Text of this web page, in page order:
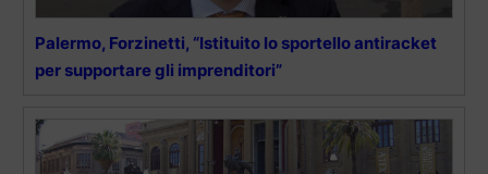
Palermo, Forzinetti, “Istituito lo sportello antiracket
per supportare gli imprenditori”